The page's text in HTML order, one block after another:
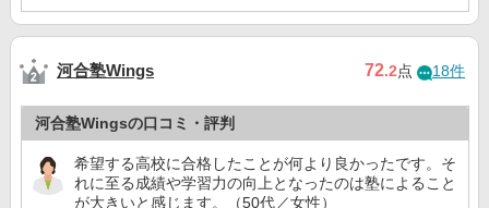
河合塾Wings 72.2点 18件
河合塾Wingsの口コミ・評判
希望する高校に合格したことが何より良かったです。そ
れに至る成績や学習力の向上となったのは塾によること
が大きいと感じます。（50代／女性）